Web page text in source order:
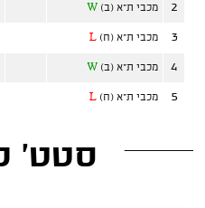
2 מכבי ת"א (ב) W
3 מכבי ת"א (ח) L
4 מכבי ת"א (ב) W
5 מכבי ת"א (ח) L
סטט'